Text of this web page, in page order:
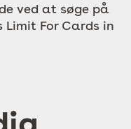
ved at søge på
For Cards in